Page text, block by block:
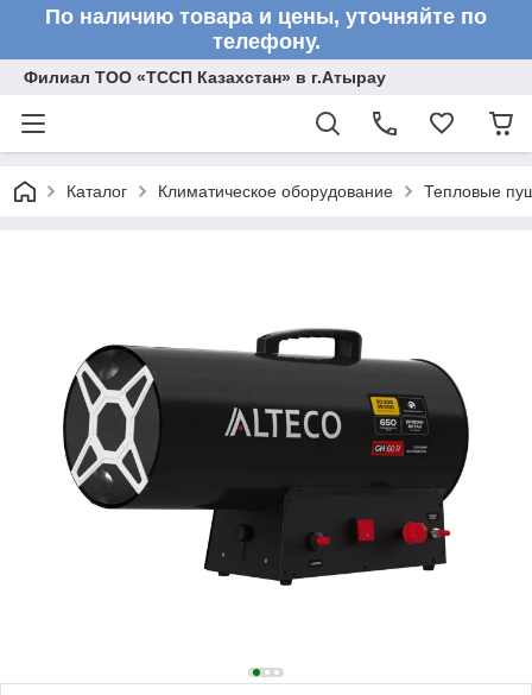
По наличию товара и цены, уточняйте по
телефону.
Филиал ТОО «ТССП Казахстан» в г.Атырау
Каталог Климатическое оборудование Тепловые